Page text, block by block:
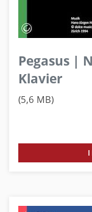
Pegasus |
Klavier
(5,6 MB)